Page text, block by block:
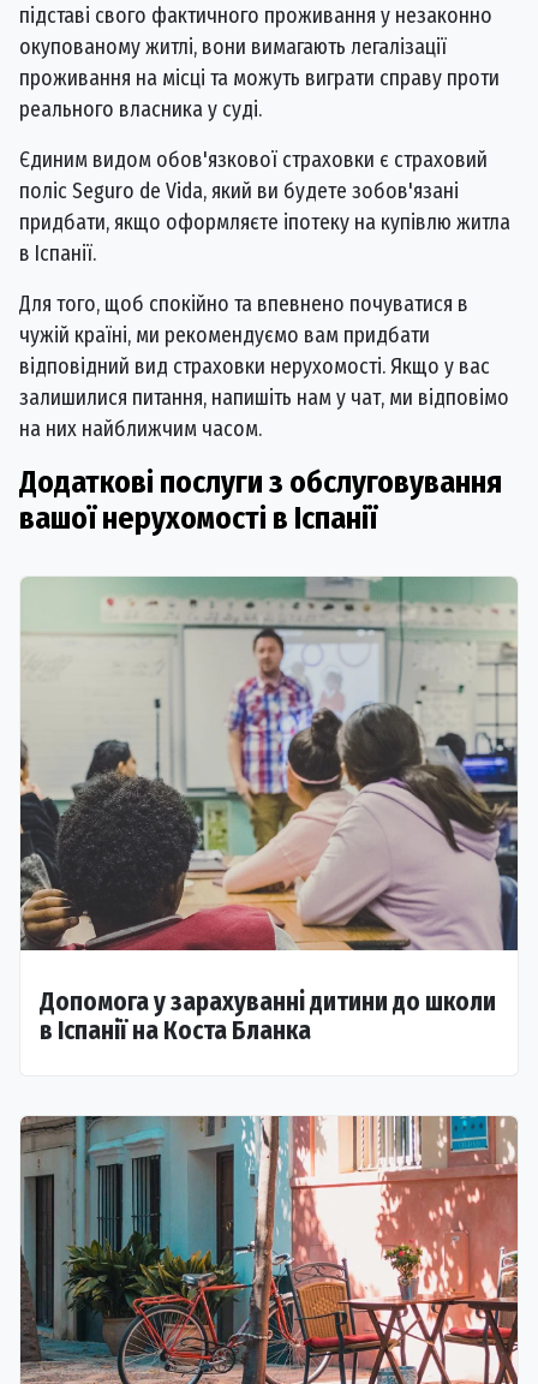
підставі свого фактичного проживання у незаконно
окупованому житлі, вони вимагають легалізації
проживання на місці та можуть виграти справу проти
реального власника у суді.
Єдиним видом обов'язкової страховки є страховий
поліс Seguro de Vida, який ви будете зобов'язані
придбати, якщо оформляєте іпотеку на купівлю житла
в Іспанії.
Для того, щоб спокійно та впевнено почуватися в
чужій країні, ми рекомендуємо вам придбати
відповідний вид страховки нерухомості. Якщо у вас
залишилися питання, напишіть нам у чат, ми відповімо
на них найближчим часом.
Додаткові послуги з обслуговування
вашої нерухомості в Іспанії
Допомога у зарахуванні дитини до школи
в Іспанії на Коста Бланка